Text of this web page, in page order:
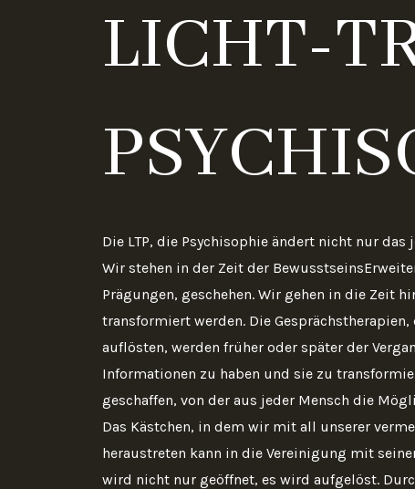
LICHT-
Die LTP, die Psychisophie ändert nicht nur
Wir stehen in der Zeit der
Prägungen, geschehen. Wir gehen in die Zeit
transformiert werden. Die
auflösten, werden früher oder später der
Informationen zu haben und sie zu
geschaffen, von der aus jeder Mensch die
Das Kästchen, in dem wir mit all unserer
heraustreten kann in die Vereinigung mit
wird nicht nur geöffnet, es wird aufgelöst.